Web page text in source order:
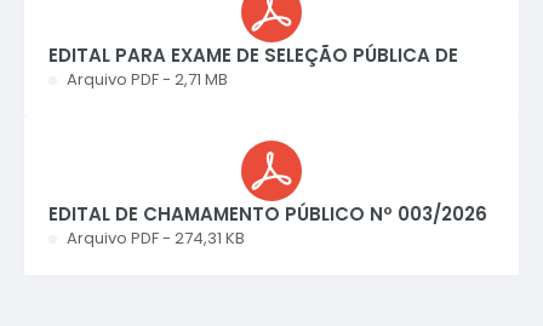
EDITAL PARA EXAME DE SELEÇÃO PÚBLICA DE
ESTAGIÁRIOS DO CURSO DE DIREITO,...
PDF 2,71 MB
EDITAL DE CHAMAMENTO PÚBLICO Nº 003/2026
- PATROCÍNIO
PDF 274,31 KB